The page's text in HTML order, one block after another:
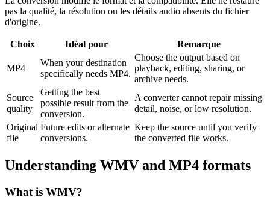
pas la qualité, la résolution ou les détails audio absents du fichier
d'origine.
Choix Idéal pour Remarque
MP4
When your destination
specifically needs MP4.
Choose the output based on
playback, editing, sharing, or
archive needs.
Source
quality
Getting the best
possible result from the
conversion.
A converter cannot repair missing
detail, noise, or low resolution.
Original
file
Future edits or alternate
conversions.
Keep the source until you verify
the converted file works.
Understanding WMV and MP4 formats
What is WMV?